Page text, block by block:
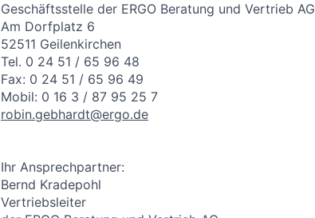
Geschäftsstelle der ERGO Beratung und Vertrieb AG
Am Dorfplatz 6
52511 Geilenkirchen
Tel. 0 24 51 / 65 96 48
Fax: 0 24 51 / 65 96 49
Mobil: 0 16 3 / 87 95 25 7
robin.gebhardt@ergo.de
Ihr Ansprechpartner:
Bernd Kradepohl
Vertriebsleiter